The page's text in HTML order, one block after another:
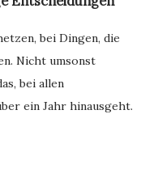
bei Dingen, die
Nicht umsonst
bei allen
ein Jahr hinausgeht.